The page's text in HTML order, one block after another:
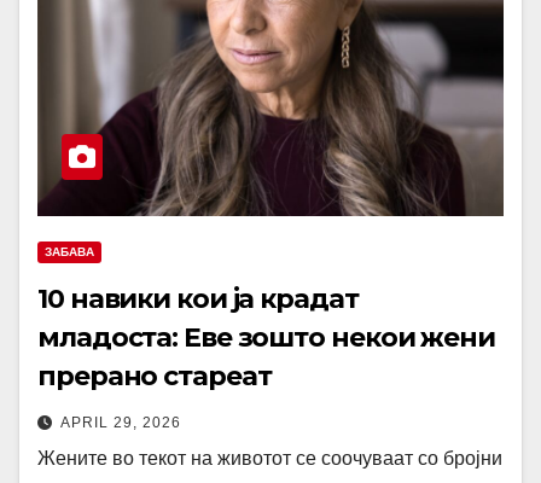
ЗАБАВА
10 навики кои ја крадат
младоста: Еве зошто некои жени
прерано стареат
APRIL 29, 2026
Жените во текот на животот се соочуваат со бројни